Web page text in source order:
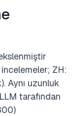
ZH:
Aynı uzunluk
tarafından